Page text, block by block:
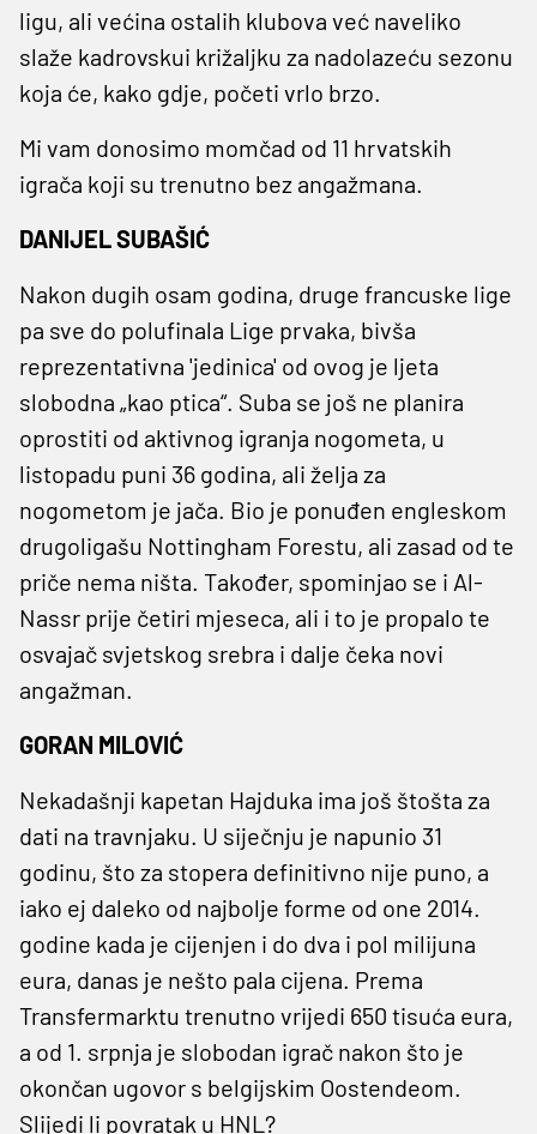
ligu, ali većina ostalih klubova već naveliko
slaže kadrovskui križaljku za nadolazeću sezonu
koja će, kako gdje, početi vrlo brzo.
Mi vam donosimo momčad od 11 hrvatskih
igrača koji su trenutno bez angažmana.
DANIJEL SUBAŠIĆ
Nakon dugih osam godina, druge francuske lige
pa sve do polufinala Lige prvaka, bivša
reprezentativna 'jedinica' od ovog je ljeta
slobodna „kao ptica“. Suba se još ne planira
oprostiti od aktivnog igranja nogometa, u
listopadu puni 36 godina, ali želja za
nogometom je jača. Bio je ponuđen engleskom
drugoligašu Nottingham Forestu, ali zasad od te
priče nema ništa. Također, spominjao se i Al-
Nassr prije četiri mjeseca, ali i to je propalo te
osvajač svjetskog srebra i dalje čeka novi
angažman.
GORAN MILOVIĆ
Nekadašnji kapetan Hajduka ima još štošta za
dati na travnjaku. U siječnju je napunio 31
godinu, što za stopera definitivno nije puno, a
iako ej daleko od najbolje forme od one 2014.
godine kada je cijenjen i do dva i pol milijuna
eura, danas je nešto pala cijena. Prema
Transfermarktu trenutno vrijedi 650 tisuća eura,
a od 1. srpnja je slobodan igrač nakon što je
okončan ugovor s belgijskim Oostendeom.
Slijedi li povratak u HNL?